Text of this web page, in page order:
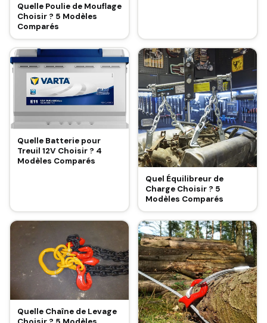
Quelle Poulie de Mouflage
Choisir ? 5 Modèles
Comparés
Quelle Batterie pour
Treuil 12V Choisir ? 4
Modèles Comparés
Quel Équilibreur de
Charge Choisir ? 5
Modèles Comparés
Quelle Chaîne de Levage